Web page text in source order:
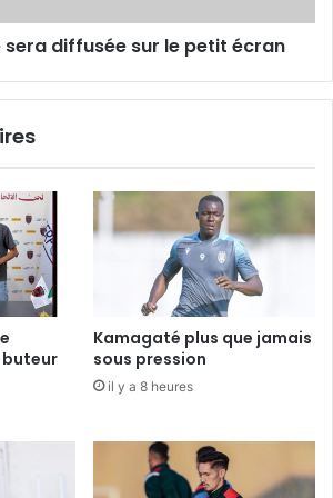
sera diffusée sur le petit écran
buteur
Kamagaté plus que jamais
sous pression
il y a 8 heures